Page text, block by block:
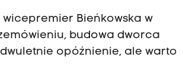
wicepremier Bieńkowska w
budowa dworca
opóźnienie, ale warto